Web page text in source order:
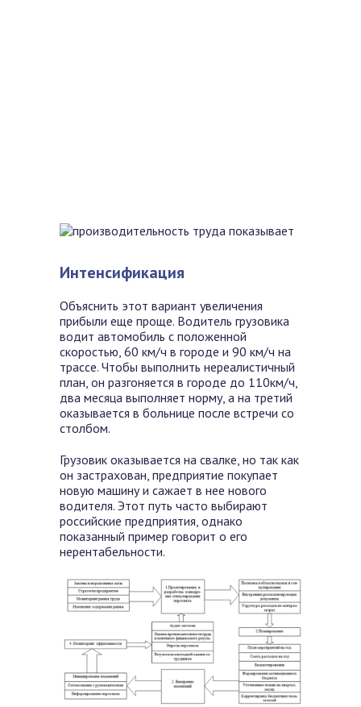
Интенсификация
Объяснить этот вариант увеличения
прибыли еще проще. Водитель грузовика
водит автомобиль с положенной
скоростью, 60 км/ч в городе и 90 км/ч на
трассе. Чтобы выполнить нереалистичный
план, он разгоняется в городе до 110км/ч,
два месяца выполняет норму, а на третий
оказывается в больнице после встречи со
столбом.
Грузовик оказывается на свалке, но так как
он застрахован, предприятие покупает
новую машину и сажает в нее нового
водителя. Этот путь часто выбирают
российские предприятия, однако
показанный пример говорит о его
нерентабельности.